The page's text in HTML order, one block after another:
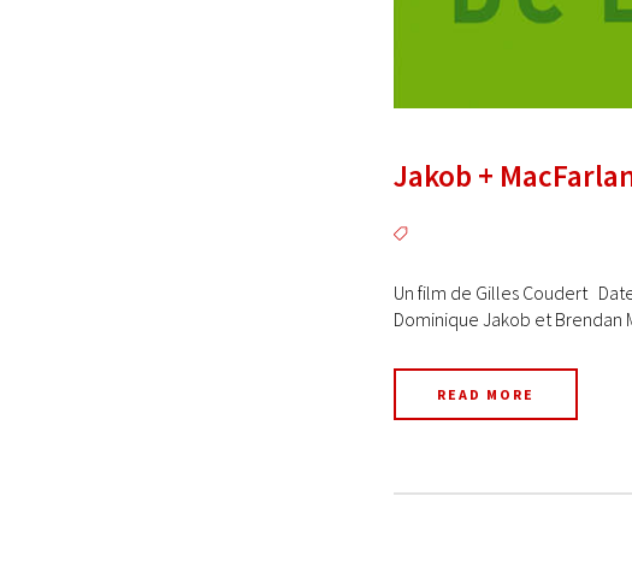
Jakob +
Un film de Gilles Coudert
Dominique Jakob et Brendan
READ MORE